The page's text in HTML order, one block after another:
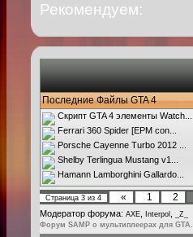
Рекомендуем:
Последние Файлы GTA 4
Скрипт GTA 4 элементы Watch...
Ferrari 360 Spider [EPM con...
Porsche Cayenne Turbo 2012 ...
Shelby Terlingua Mustang v1...
Hamann Lamborghini Gallardo...
Страница 3 из 4 « 1 2
Модератор форума: AXE Interpol
_Z_
Форум SAMP о мультиплеерах для GTA.